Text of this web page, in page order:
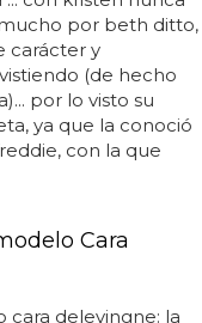
ambos quedaron
british
aunque puso su
fin de semana tuvo
especial para
participan
en Hawaii
junio de 2013...